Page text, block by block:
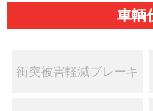
車輌
衝突被害軽減ブレーキ